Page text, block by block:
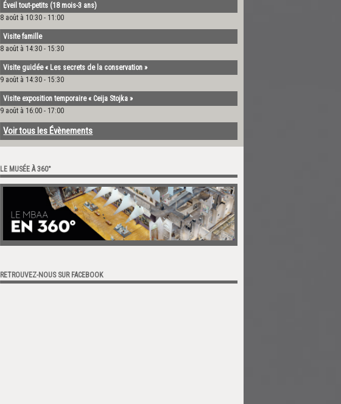
Éveil tout-petits (18 mois-3 ans)
8 août à 10:30 - 11:00
Visite famille
8 août à 14:30 - 15:30
Visite guidée « Les secrets de la conservation »
9 août à 14:30 - 15:30
Visite exposition temporaire « Ceija Stojka »
9 août à 16:00 - 17:00
Voir tous les Évènements
LE MUSÉE À 360°
RETROUVEZ-NOUS SUR FACEBOOK